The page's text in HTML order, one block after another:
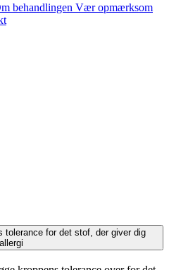
behandlingen Vær opmærksom
tolerance for det stof, der giver dig
allergi